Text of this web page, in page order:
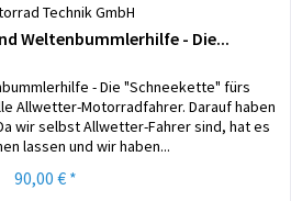
Technik GmbH
Weltenbummlerhilfe - Die...
- Die "Schneekette" fürs
Allwetter-Motorradfahrer. Darauf haben
wir selbst Allwetter-Fahrer sind, hat es
lassen und wir haben...
90,00 € *